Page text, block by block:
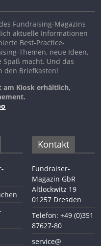
Fundraising-Magazins
aktuelle Informationen
Best-Practice-
Themen, neue Ideen,
macht. Und das
den Briefkasten!
am Kiosk erhältlich,
Kontakt
Fundraiser-
Magazin GbR
Altlockwitz 19
01257 Dresden
Telefon: +49 (0)351
87627-80
service@